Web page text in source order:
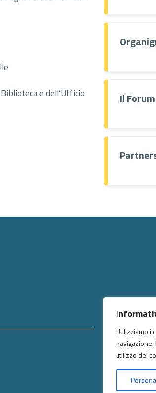
Utilizziamo i
navigazione.
utilizzo dei
e dell’Ufficio
Il Forum
SEGUICI SU